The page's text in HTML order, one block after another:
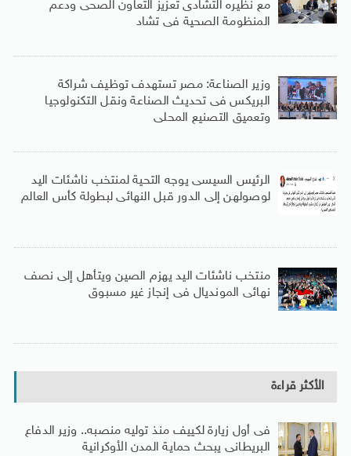
مع نظيره التشادى تعزيز التعاون الصحى ودعم
المنظومة الصحية فى تشاد
وزير الصناعة: مصر تستهدف توظيف شراكة
البريكس فى تحديث الصناعة ونقل التكنولوجيا
وتعميق التصنيع المحلى
الرئيس السيسى يوجه التحية لمنتخب ناشئات اليد
لوصولهن إلى الدور قبل النهائى لبطولة كأس العالم
منتخب ناشئات اليد يهزم الصين ويتأهل إلى نصف
نهائى المونديال فى إنجاز غير مسبوق
الأكثر قراءة
فى أول زيارة لكييف منذ توليه منصبه.. وزير الدفاع
البريطانى يبحث حماية المدن الأوكرانية